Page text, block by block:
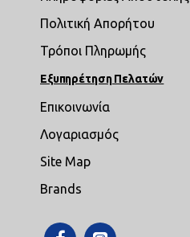
Πολιτική Απορήτου
Τρόποι Πληρωμής
Εξυπηρέτηση Πελατών
Επικοινωνία
Λογαριασμός
Site Map
Brands